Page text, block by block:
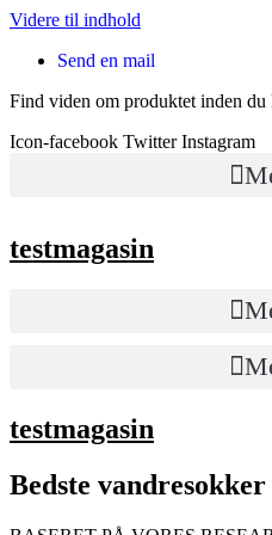
Videre til indhold
Send en mail
Find viden om produktet inden du
Icon-facebook Twitter Instagram
testmagasin
testmagasin
Bedste vandresokker